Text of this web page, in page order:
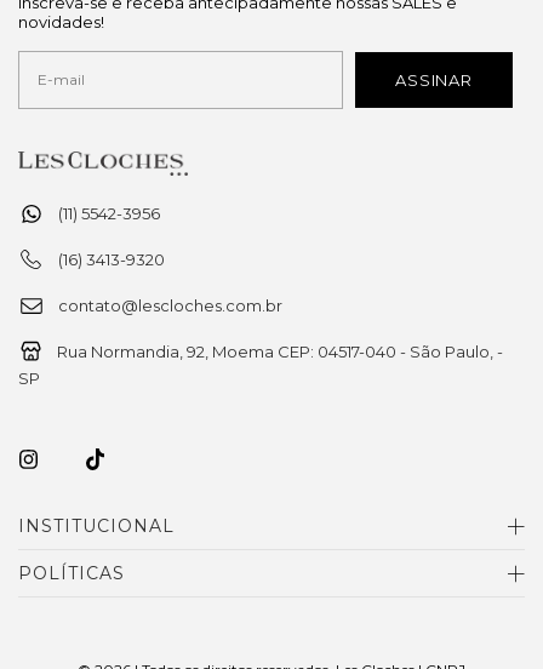
(11) 5542-3956
(16) 3413-9320
contato@lescloches.com.br
Rua Normandia, 92, Moema CEP: 04517-040 - São Paulo, -
SP
INSTITUCIONAL
POLÍTICAS
novidades!